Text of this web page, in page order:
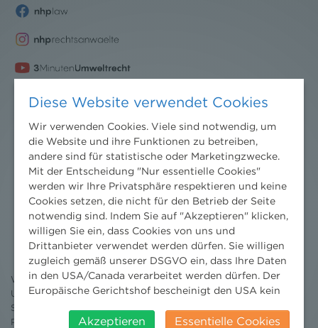
Nachrichten
News aktuell
Newsletter
3 Minuten Umweltrecht
Willkommen Umweltrecht
Umweltrechtsblog
Seminare
Publikationen
Diese Website verwendet Cookies
Wir verwenden Cookies. Viele sind notwendig, um
die Website und ihre Funktionen zu betreiben,
andere sind für statistische oder Marketingzwecke.
Mit der Entscheidung "Nur essentielle Cookies"
werden wir Ihre Privatsphäre respektieren und keine
Cookies setzen, die nicht für den Betrieb der Seite
notwendig sind. Indem Sie auf "Akzeptieren" klicken,
willigen Sie ein, dass Cookies von uns und
Drittanbieter verwendet werden dürfen. Sie willigen
zugleich gemäß unserer DSGVO ein, dass Ihre Daten
in den USA/Canada verarbeitet werden dürfen. Der
Europäische Gerichtshof bescheinigt den USA kein
insbesondere das Risiko, dass ihre Daten durch US-
Akzeptieren
Essentielle Cookies